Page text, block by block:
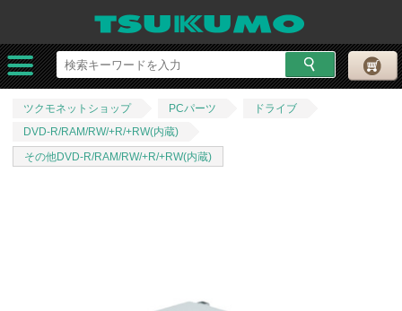
ツクモネットショップ PCパーツ
ドライブ
DVD-R/RAM/RW/+R/+RW(内蔵)
その他DVD-R/RAM/RW/+R/+RW(内蔵)